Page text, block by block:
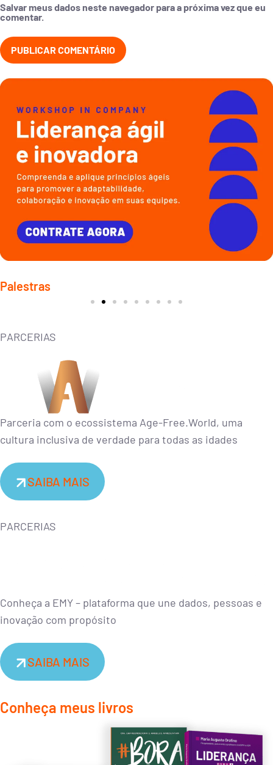
Salvar meus dados neste navegador para a próxima vez que eu
comentar.
Palestras
Liderança ágil e adaptativa
Conceito que surge em resposta à complexidade das mudanças no
ambiente de negócios atual.
PARCERIAS
Parceria com o ecossistema Age-Free.World, uma
cultura inclusiva de verdade para todas as idades
SAIBA MAIS
PARCERIAS
Conheça a EMY – plataforma que une dados, pessoas e
inovação com propósito
SAIBA MAIS
Conheça meus livros